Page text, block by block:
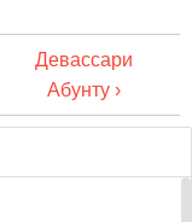
Девассари
Абунту ›